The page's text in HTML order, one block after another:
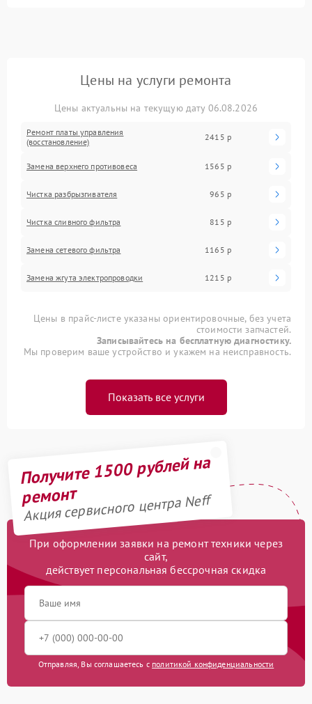
Цены на услуги ремонта
Цены актуальны на текущую дату 06.08.2026
Ремонт платы управления
(восстановление)
2415 р
Замена верхнего противовеса 1565 р
Чистка разбрызгивателя 965 р
Чистка сливного фильтра 815 р
Замена сетевого фильтра 1165 р
Замена жгута электропроводки 1215 р
Цены в прайс-листе указаны ориентировочные, без учета
стоимости запчастей.
Записывайтесь на бесплатную диагностику.
Мы проверим ваше устройство и укажем на неисправность.
Показать все услуги
Получите 1500 рублей на
ремонт
Акция сервисного центра Neff
При оформлении заявки на ремонт техники через
сайт,
действует персональная бессрочная скидка
Отправляя, Вы соглашаетесь с политикой конфиденциальности